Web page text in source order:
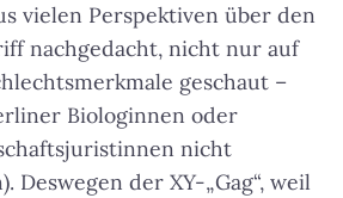
vielen Perspektiven über den
nachgedacht, nicht nur auf
geschaut –
Biologinnen oder
nicht
Deswegen der XY-„Gag“, weil